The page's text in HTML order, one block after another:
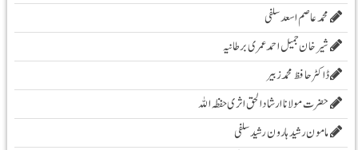
محمد عاصم اسعد سلفی
شیرخان جمیل احمد عمری برطانیہ
ڈاکٹر حافظ محمد زبیر
حضرت مولانا ارشادا لحق اثری حفظہ اللہ
مامون رشید ہارون رشید سلفی